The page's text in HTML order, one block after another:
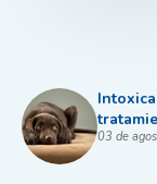
03 de